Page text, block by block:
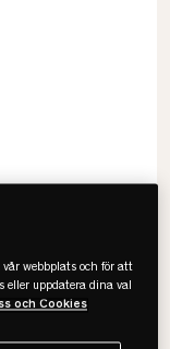
webbplats och för att
uppdatera dina val
och Cookies